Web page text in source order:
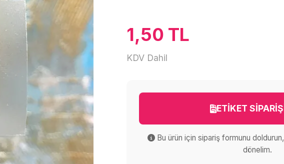
1,50 TL
KDV Dahil
ETİKET
Bu ürün için sipariş formunu
dönelim.